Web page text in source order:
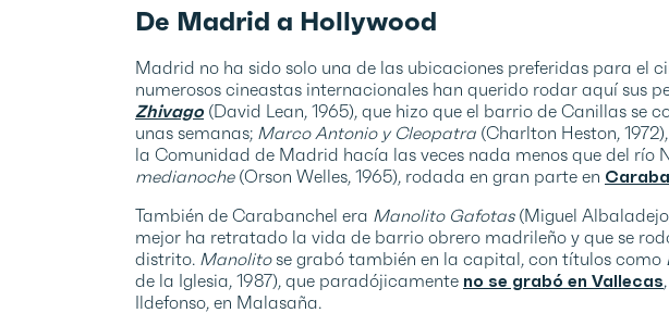
De Madrid a Hollywood
Madrid no ha sido solo una de las ubicaciones preferidas para el
numerosos cineastas internacionales han querido rodar aquí sus
Zhivago (David Lean, 1965), que hizo que el barrio de Canillas se
unas semanas; Marco Antonio y Cleopatra (Charlton Heston,
la Comunidad de Madrid hacía las veces nada menos que del río
medianoche (Orson Welles, 1965), rodada en gran parte en
También de Carabanchel era Manolito Gafotas(Miguel
mejor ha retratado la vida de barrio obrero madrileño y que se
distrito. Manolito se grabó también en la capital, con títulos como
de la Iglesia, 1987), que paradójicamente no se grabó en Vallecas
Ildefonso, en Malasaña.